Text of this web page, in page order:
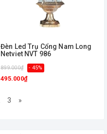
Đèn Led Trụ Cổng Nam Long
Netviet NVT 986
899.000₫ - 45%
495.000₫
3 »